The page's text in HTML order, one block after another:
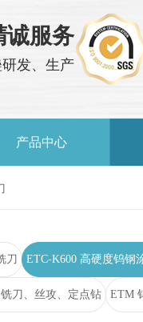
诚服务
发、生产
产品中心
刀 ETC-K600 高硬度钨钢
刀、丝攻、定点钻 ETM